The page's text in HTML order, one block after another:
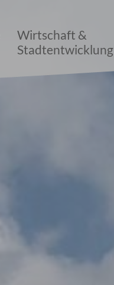
Wirtschaft &
Stadtentwicklung